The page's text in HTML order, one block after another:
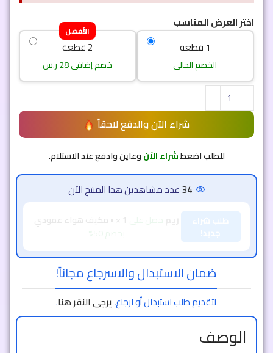
اختر العرض المناسب
1 قطعة
الخصم الحالي
الأفضل
2 قطعة
خصم إضافي 28 ر.س
شراء الآن والدفع لاحقاً
للطلب اضغطشراء الآنوعاين وادفع عند الاستلام.
34عدد مشاهدين هذا المنتج الآن
ضمان الاستبدال والاسرجاع مجاناً!
لتقديم طلب استبدال أو ارجاع،يرجى النقر هنا.
الوصف